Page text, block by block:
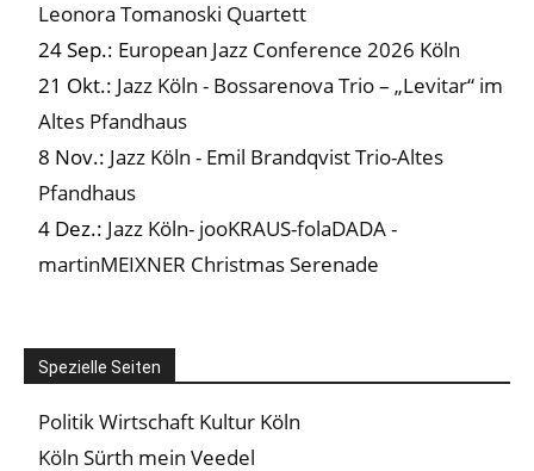
Leonora Tomanoski Quartett
24 Sep.: European Jazz Conference 2026 Köln
21 Okt.: Jazz Köln - Bossarenova Trio – „Levitar“ im
Altes Pfandhaus
8 Nov.: Jazz Köln - Emil Brandqvist Trio-Altes
Pfandhaus
4 Dez.: Jazz Köln- jooKRAUS-folaDADA -
martinMEIXNER Christmas Serenade
Spezielle Seiten
Politik Wirtschaft Kultur Köln
Köln Sürth mein Veedel